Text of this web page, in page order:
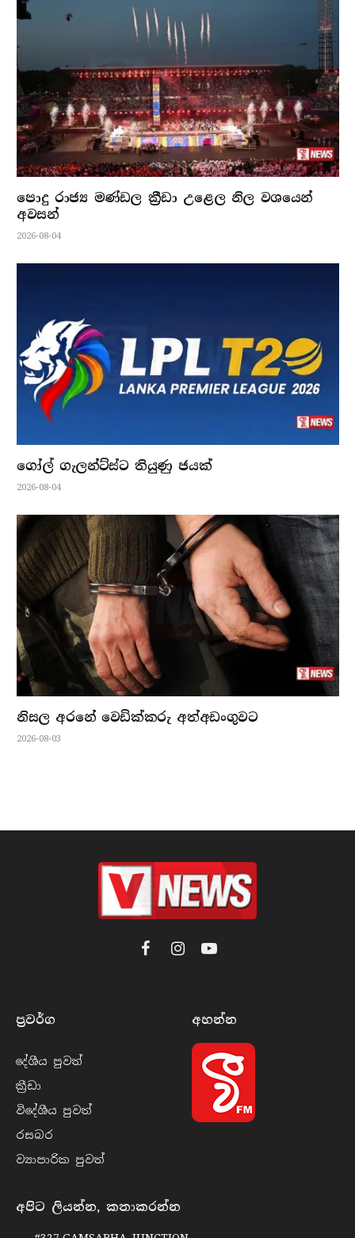
පොදු රාජ්‍ය මණ්ඩල ක්‍රීඩා උළෙල නිල වශයෙන්
අවසන්
2026-08-04
ගෝල් ගැලන්ට්ස්ට තියුණු ජයක්
2026-08-04
නිසල අරනේ වෙඩික්කරු අත්අඩංගුවට
2026-08-03
FacebookInstagramYouTube
ප්‍රවර්​ග
දේශීය පුව​ත්
ක්‍රී​ඩා
විදේශීය පුව​ත්
රසබ​ර
ව්‍යාපාරික පුව​ත්
අහන්​න
අපිට ලියන්න, කතාකරන්න